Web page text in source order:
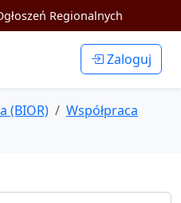
Regionalnych
Zaloguj
(BIOR)
Współpraca